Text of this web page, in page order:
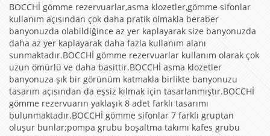
BOCCHİ gömme rezervuarlar,asma klozetler,gömme sifonlar
kullanım açısından çok daha pratik olmakla beraber
banyonuzda olabildiğince az yer kaplayarak size banyonuzda
daha az yer kaplayarak daha fazla kullanım alanı
sunmaktadır.BOCCHİ gömme rezervuarlar kullanım olarak çok
uzun ömürlü ve daha basittir.BOCCHİ asma klozetler
banyonuza şık bir görünüm katmakla birlikte banyonuzu
tasarım açısından da eşsiz kılmak için tasarlanmıştır.BOCCHİ
gömme rezervuarın yaklaşık 8 adet farklı tasarımı
bulunmaktadır.BOCCHİ gömme sifonlar 7 farklı gruptan
oluşur bunlar;pompa grubu boşaltma takımı kafes grubu